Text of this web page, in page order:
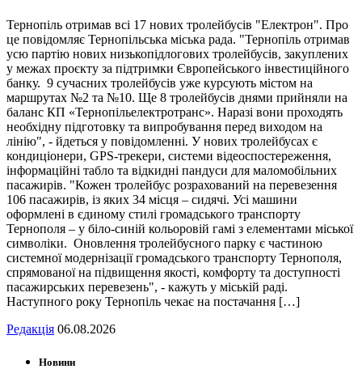
Тернопіль отримав всі 17 нових тролейбусів "Електрон". Про
це повідомляє Тернопільська міська рада. "Тернопіль отримав
усю партію нових низькопідлогових тролейбусів, закуплених
у межах проєкту за підтримки Європейського інвестиційного
банку. 9 сучасних тролейбусів уже курсують містом на
маршрутах №2 та №10. Ще 8 тролейбусів днями прийняли на
баланс КП «Тернопільелектротранс». Наразі вони проходять
необхідну підготовку та випробування перед виходом на
лінію", - йдеться у повідомленні. У нових тролейбусах є
кондиціонери, GPS-трекери, системи відеоспостереження,
інформаційні табло та відкидні пандуси для маломобільних
пасажирів. "Кожен тролейбус розрахований на перевезення
106 пасажирів, із яких 34 місця – сидячі. Усі машини
оформлені в єдиному стилі громадського транспорту
Тернополя – у біло-синій кольоровій гамі з елементами міської
символіки. Оновлення тролейбусного парку є частиною
системної модернізації громадського транспорту Тернополя,
спрямованої на підвищення якості, комфорту та доступності
пасажирських перевезень", - кажуть у міській раді.
Наступного року Тернопіль чекає на постачання […]
Редакція 06.08.2026
Новини